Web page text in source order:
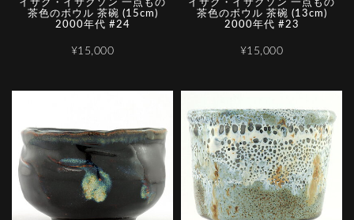
イサク・イサクソン 一点もの
茶色のボウル 茶碗 (15cm)
2000年代 #24
¥15,000
イサク・イサクソン 一点もの
茶色のボウル 茶碗 (13cm)
2000年代 #23
¥15,000